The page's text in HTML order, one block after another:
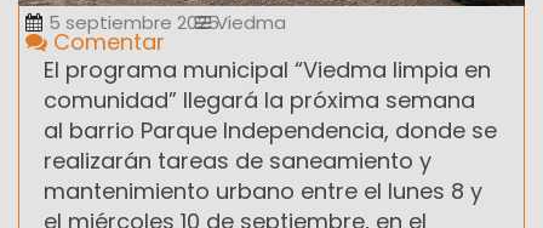
5 septiembre 2025Viedma
Comentar
El programa municipal “Viedma limpia en
comunidad” llegará la próxima semana
al barrio Parque Independencia, donde se
realizarán tareas de saneamiento y
mantenimiento urbano entre el lunes 8 y
el miércoles 10 de septiembre, en el